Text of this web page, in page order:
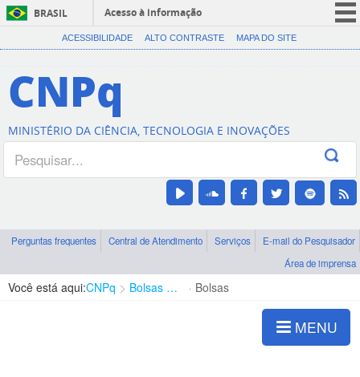
BRASIL
Acesso à informação
CORONAVÍRUS (COVID-19)
Canais
ACESSIBILIDADE ALTO CONTRASTE MAPA DO SITE
CNPq
MINISTÉRIO DA CIÊNCIA, TECNOLOGIA E INOVAÇÕES
Perguntas frequentes Central de Atendimento Serviços
E-mail do Pesquisador
Área de imprensa
Você está aqui:CNPq Bolsas e Auxílios Vigentes Bolsas
MENU